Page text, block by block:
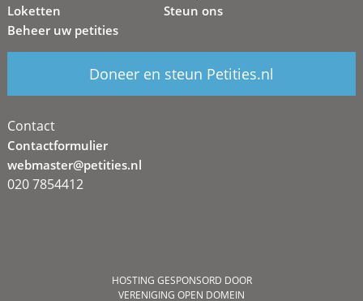
Loketten
Beheer uw petities
Steun ons
Doneer en steun Petities.nl
Contact
Contactformulier
webmaster@petities.nl
020 7854412
HOSTING GESPONSORD DOOR
VERENIGING OPEN DOMEIN